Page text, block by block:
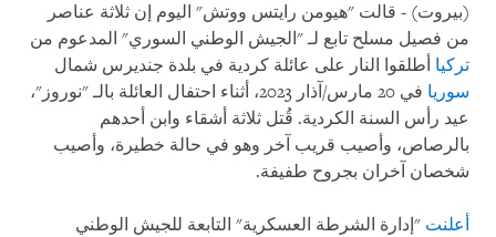
(بيروت) - قالت "هيومن رايتس ووتش" اليوم إن ثلاثة عناصر
من فصيل مسلح تابع لـ "الجيش الوطني السوري" المدعوم من
تركيا أطلقوا النار على عائلة كردية في بلدة جنديرس شمال
سوريا
في 20 مارس/آذار 2023، أثناء احتفال العائلة بالـ "نوروز"،
عيد رأس السنة الكردية. قُتل ثلاثة أشقاء وابن أحدهم
بالرصاص، وأصيب قريب آخر وهو في حالة خطيرة، وأصيب
شخصان آخران بجروح طفيفة.
أعلنت "إدارة الشرطة العسكرية" التابعة للجيش الوطني